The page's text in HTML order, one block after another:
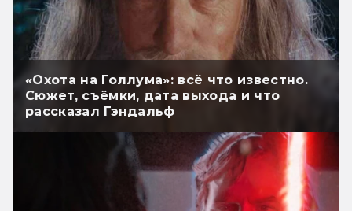
«Охота на Голлума»: всё что известно.
Сюжет, съёмки, дата выхода и что
рассказал Гэндальф